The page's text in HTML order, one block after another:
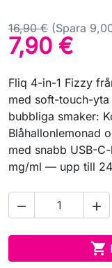
16,90 € (Spara
7,90 €
Fliq 4-in-1 Fizzy
med soft-touch-
bubbliga smaker:
Blåhallonlemonad
med snabb USB-
mg/ml — upp till
 
